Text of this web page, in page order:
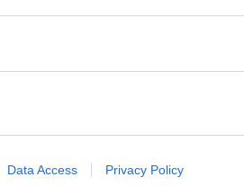
Data Access Privacy Policy